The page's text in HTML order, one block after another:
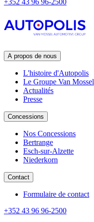
A propos de nous
L'histoire d'Autopolis
Le Groupe Van Mossel
Actualités
Presse
Concessions
Nos Concessions
Bertrange
Esch-sur-Alzette
Niederkorn
Contact
Formulaire de contact
+352 43 96 96-2500